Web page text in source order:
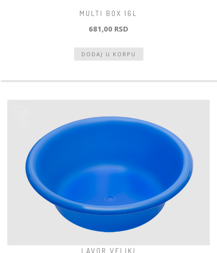
MULTI BOX 16L
681,00 RSD
LAVOR VELIKI